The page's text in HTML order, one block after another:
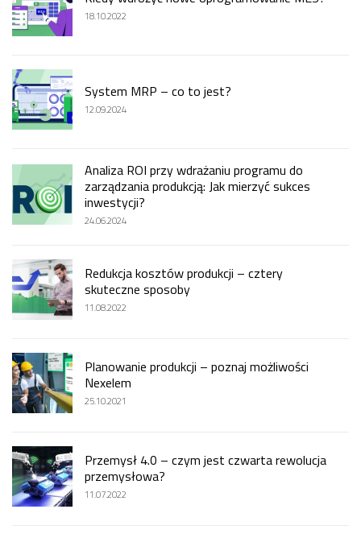
18.10.2022
System MRP – co to jest?
12.09.2024
Analiza ROI przy wdrażaniu programu do
zarządzania produkcją: Jak mierzyć sukces
inwestycji?
24.06.2024
Redukcja kosztów produkcji – cztery
skuteczne sposoby
11.08.2022
Planowanie produkcji – poznaj możliwości
Nexelem
25.10.2021
Przemysł 4.0 – czym jest czwarta rewolucja
przemysłowa?
11.07.2022